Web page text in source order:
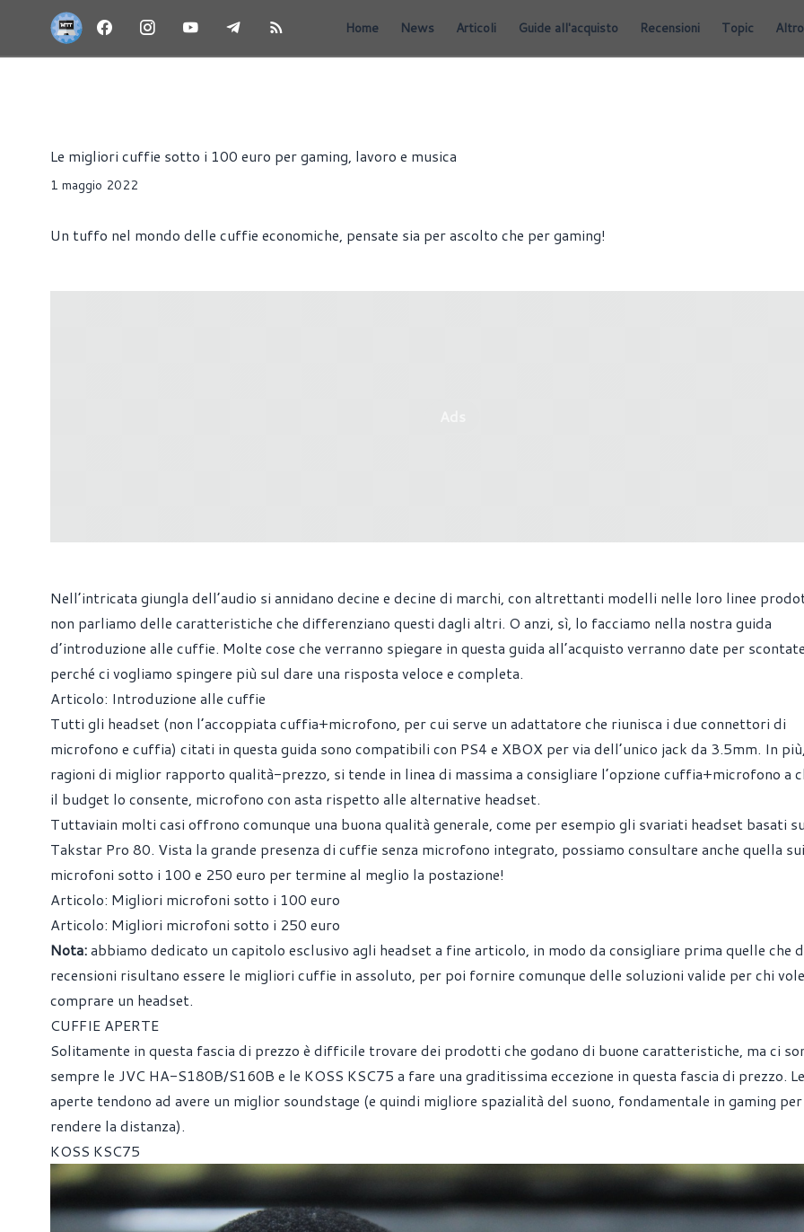
Home News Articoli Guide all'acquisto Recensioni Topic Altro
Le migliori cuffie sotto i 100 euro per gaming, lavoro e musica
1 maggio 2022
Un tuffo nel mondo delle cuffie economiche, pensate sia per ascolto che per gaming!
Nell’intricata giungla dell’audio si annidano decine e decine di marchi, con altrettanti modelli nelle loro linee
non parliamo delle caratteristiche che differenziano questi dagli altri. O anzi, sì, lo facciamo nella nostra guida
d’introduzione alle cuffie. Molte cose che verranno spiegare in questa guida all’acquisto verranno date per
perché ci vogliamo spingere più sul dare una risposta veloce e completa.
Articolo: Introduzione alle cuffie
Tutti gli headset (non l’accoppiata cuffia+microfono, per cui serve un adattatore che riunisca i due connettori di
microfono e cuffia) citati in questa guida sono compatibili con PS4 e XBOX per via dell’unico jack da 3.5mm. In
ragioni di miglior rapporto qualità-prezzo, si tende in linea di massima a consigliare l’opzione cuffia+microfono a
il budget lo consente, microfono con asta rispetto alle alternative headset.
Tuttaviain molti casi offrono comunque una buona qualità generale, come per esempio gli svariati headset basati
Takstar Pro 80. Vista la grande presenza di cuffie senza microfono integrato, possiamo consultare anche quella sui
microfoni sotto i 100 e 250 euro per termine al meglio la postazione!
Articolo: Migliori microfoni sotto i 100 euro
Articolo: Migliori microfoni sotto i 250 euro
Nota:abbiamo dedicato un capitolo esclusivo agli headset a fine articolo, in modo da consigliare prima quelle che
recensioni risultano essere le migliori cuffie in assoluto, per poi fornire comunque delle soluzioni valide per chi
comprare un headset.
CUFFIE APERTE
Solitamente in questa fascia di prezzo è difficile trovare dei prodotti che godano di buone caratteristiche, ma ci
sempre le JVC HA-S180B/S160B e le KOSS KSC75 a fare una graditissima eccezione in questa fascia di prezzo.
aperte tendono ad avere un miglior soundstage (e quindi migliore spazialità del suono, fondamentale in gaming per
rendere la distanza).
KOSS KSC75